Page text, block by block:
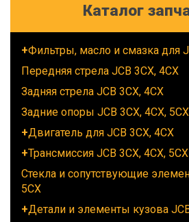
Каталог
Фильтры, масло и смазка для
Передняя стрела JCB 3CX, 4CX
Задняя стрела JCB 3CX, 4CX
Задние опоры JCB 3CX, 4CX, 5CX
Двигатель для JCB 3CX, 4CX
Трансмиссия JCB 3CX, 4CX, 5CX
Стекла и сопутствующие
5CX
Детали и элементы кузова